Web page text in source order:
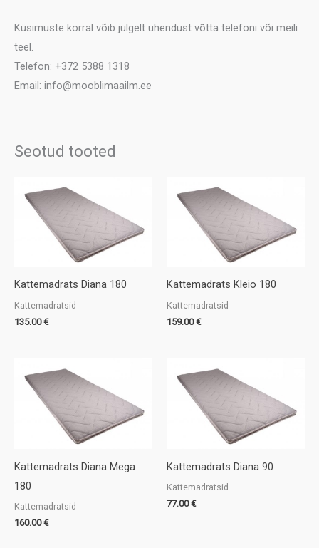
Küsimuste korral võib julgelt ühendust võtta telefoni või meili
teel.
Telefon: +372 5388 1318
Email: info@mooblimaailm.ee
Seotud tooted
Kattemadrats Diana 180
Kattemadratsid
135.00€
Kattemadrats Kleio 180
Kattemadratsid
159.00€
Kattemadrats Diana Mega
180
Kattemadratsid
160.00€
Kattemadrats Diana 90
Kattemadratsid
77.00€